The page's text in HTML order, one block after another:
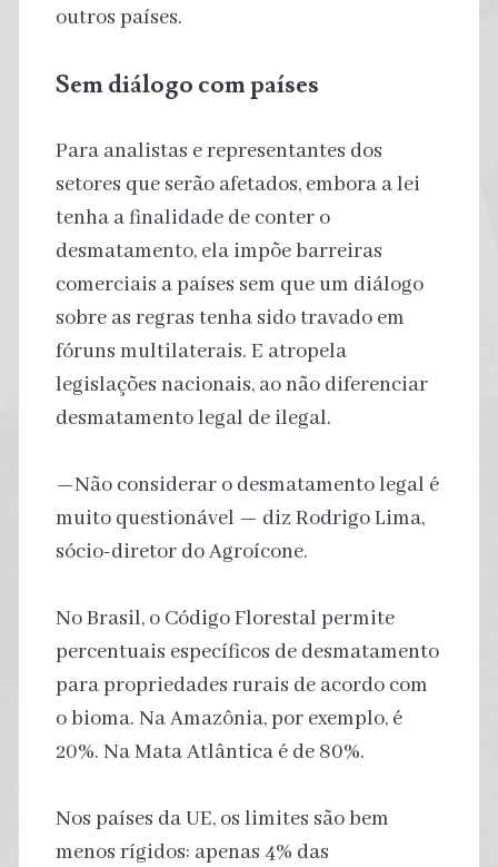
outros países.
Sem diálogo com países
Para analistas e representantes dos
setores que serão afetados, embora a lei
tenha a finalidade de conter o
desmatamento, ela impõe barreiras
comerciais a países sem que um diálogo
sobre as regras tenha sido travado em
fóruns multilaterais. E atropela
legislações nacionais, ao não diferenciar
desmatamento legal de ilegal.
—Não considerar o desmatamento legal é
muito questionável — diz Rodrigo Lima,
sócio-diretor do Agroícone.
No Brasil, o Código Florestal permite
percentuais específicos de desmatamento
para propriedades rurais de acordo com
o bioma. Na Amazônia, por exemplo, é
20%. Na Mata Atlântica é de 80%.
Nos países da UE, os limites são bem
menos rígidos: apenas 4% das